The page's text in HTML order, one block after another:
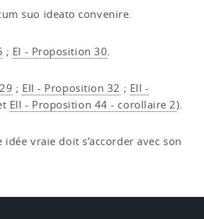
suo ideato convenire.
; EI - Proposition 30.
; EII - Proposition 32 ; EII -
EII - Proposition 44 - corollaire 2).
idée vraie doit s’accorder avec son